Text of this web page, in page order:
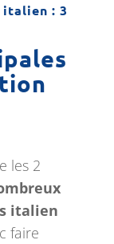
italien : 3
les 2
italien
faire